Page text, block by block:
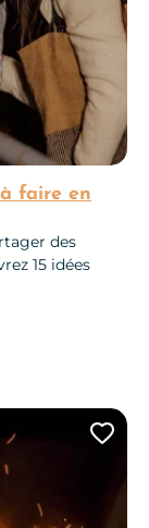
à faire en
des
15 idées